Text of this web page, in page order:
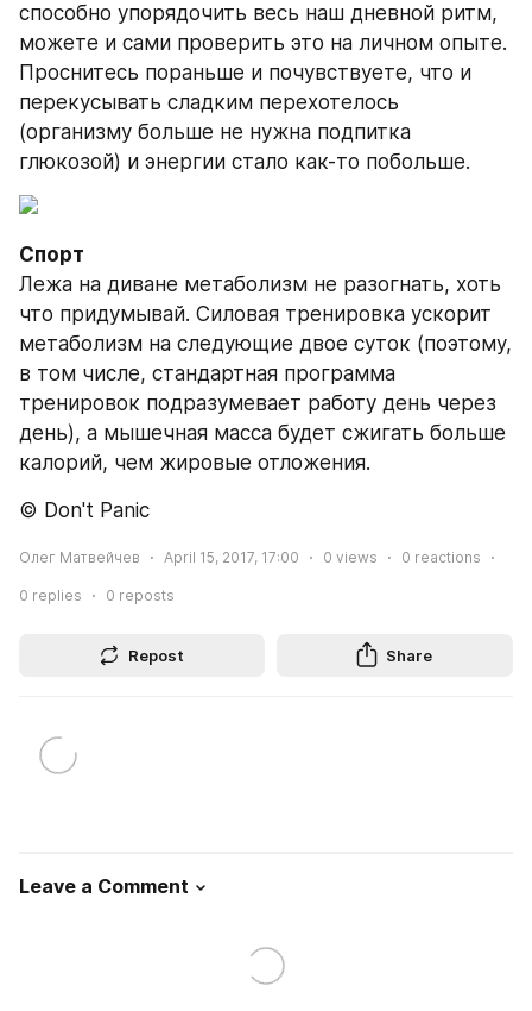
способно упорядочить весь наш дневной ритм,
можете и сами проверить это на личном опыте.
Проснитесь пораньше и почувствуете, что и
перекусывать сладким перехотелось
(организму больше не нужна подпитка
глюкозой) и энергии стало как-то побольше.
Спорт
Лежа на диване метаболизм не разогнать, хоть
что придумывай. Силовая тренировка ускорит
метаболизм на следующие двое суток (поэтому,
в том числе, стандартная программа
тренировок подразумевает работу день через
день), а мышечная масса будет сжигать больше
калорий, чем жировые отложения.
© Don't Panic
Олег Матвейчев April 15, 2017, 17:00 0 views 0 reactions
0 replies 0 reposts
Repost Share
Leave a Comment